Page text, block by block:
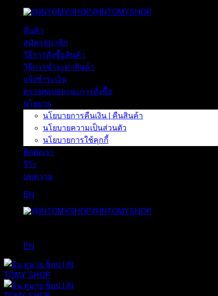
เนื้อหา
@INTOMYSHOP
สินค้า
สมัครสมาชิก
วิธีการสั่งซื้อสินค้า
วิธีการชำระค่าสินค้า
แจ้งชำระเงิน
ตรวจสอบสถานะการสั่งซื้อ
นโยบาย
นโยบายการคืนเงิน | คืนสินค้า
นโยบายความเป็นส่วนตัว
นโยบายการใช้คุกกี้
ติดต่อเรา
รีวิว
บทความ
EN
@INTOMYSHOP
EN